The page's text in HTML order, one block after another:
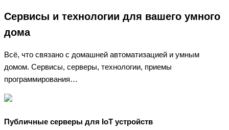
Сервисы и технологии для вашего умного
дома
Всё, что связано с домашней автоматизацией и умным
домом. Сервисы, серверы, технологии, приемы
программирования…
Публичные серверы для IoT устройств